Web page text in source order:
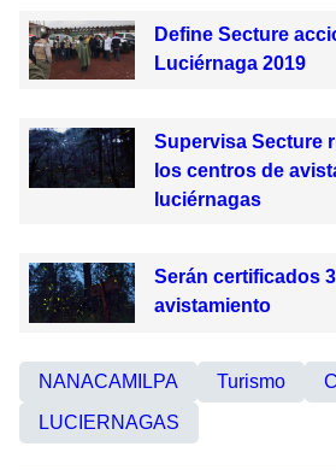
Define Secture
Luciérnaga 2019
Supervisa Secture
los centros de
luciérnagas
Serán certificados
avistamiento
NANACAMILPA Turismo
LUCIERNAGAS